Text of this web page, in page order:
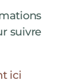
suivre
ici